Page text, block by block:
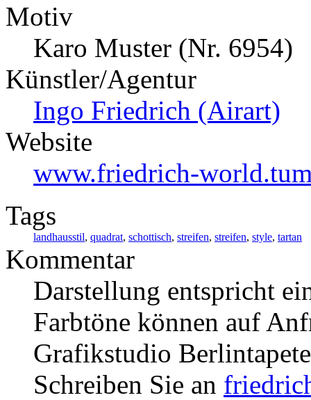
Motiv
Karo Muster (Nr. 6954)
Künstler/Agentur
Ingo Friedrich (Airart)
Website
www.friedrich-
Tags
landhausstil, quadrat, schottisch, streifen, streifen, style, tartan
Kommentar
Darstellung entspricht
Farbtöne können auf
Grafikstudio
Schreiben Sie an